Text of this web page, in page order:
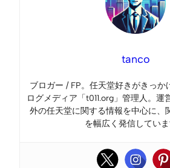
tanco
ブロガー / FP。任天堂好きがきっか
ログメディア「t011.org」管理人。運
外の任天堂に関する情報を中心に、
を幅広く発信していま